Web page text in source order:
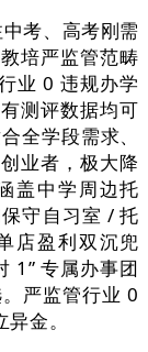
考、高考刚需
培严监管范畴
业 0 违规办学
测评数据均可
全学段需求、
业者，极大降
盖中学周边托
守自习室 / 托
店盈利双沉兜
1” 专属办事团
严监管行业 0
金。